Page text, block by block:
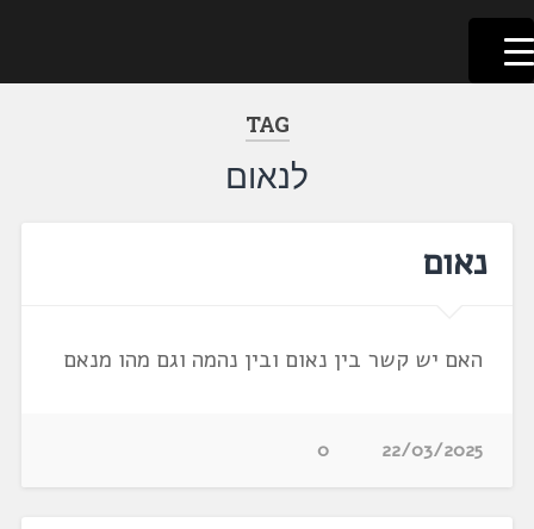
דלג
לתוכן
לשוניאדה
עברית. לשון. שפה
TAG
לנאום
נאום
האם יש קשר בין נאום ובין נהמה וגם מהו מנאם
22/03/2025
0